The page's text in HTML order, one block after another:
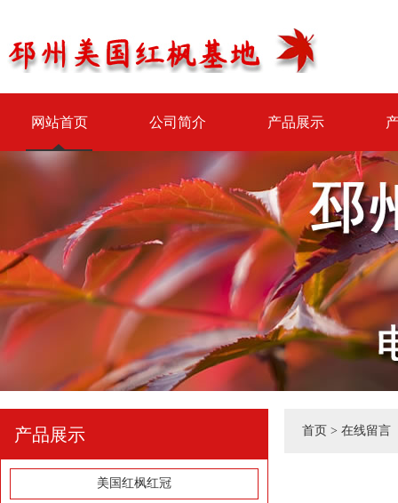
网站首页 公司简介 产品展示
产品展示
美国红枫红冠
首页 > 在线留言